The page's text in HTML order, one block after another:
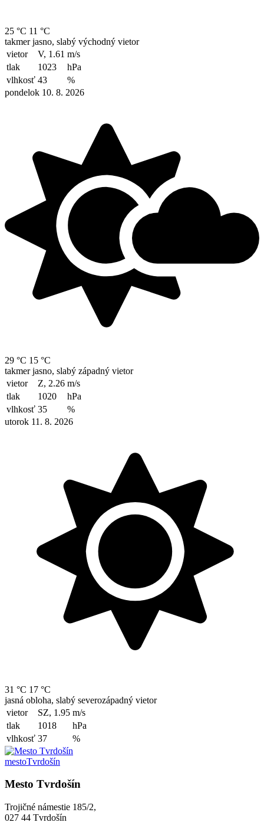
25 °C 11 °C
takmer jasno, slabý východný vietor
vietor
V, 1.61 m/s
tlak
1023
hPa
vlhkosť 43
%
pondelok 10. 8. 2026
29 °C 15 °C
takmer jasno, slabý západný vietor
vietor
Z, 2.26 m/s
tlak
1020
hPa
vlhkosť 35
%
utorok 11. 8. 2026
31 °C 17 °C
jasná obloha, slabý severozápadný vietor
vietor
SZ, 1.95 m/s
tlak
1018
hPa
vlhkosť 37 %
mestoTvrdošín
Mesto Tvrdošín
Trojičné námestie 185/2,
027 44 Tvrdošín